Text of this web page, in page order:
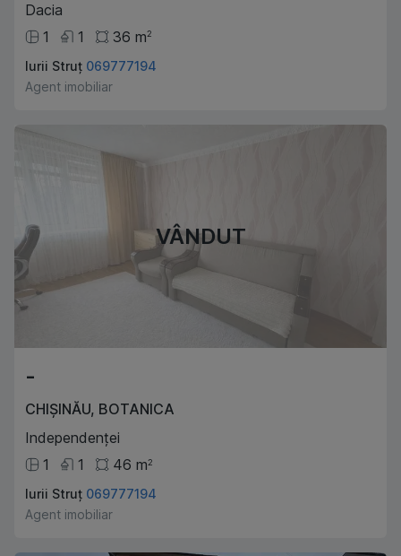
Dacia
1
1 36 m2
Iurii Struț 069777194
Agent imobiliar
VÂNDUT
-
CHIȘINĂU, BOTANICA
Independenței
1
1 46 m2
Iurii Struț 069777194
Agent imobiliar